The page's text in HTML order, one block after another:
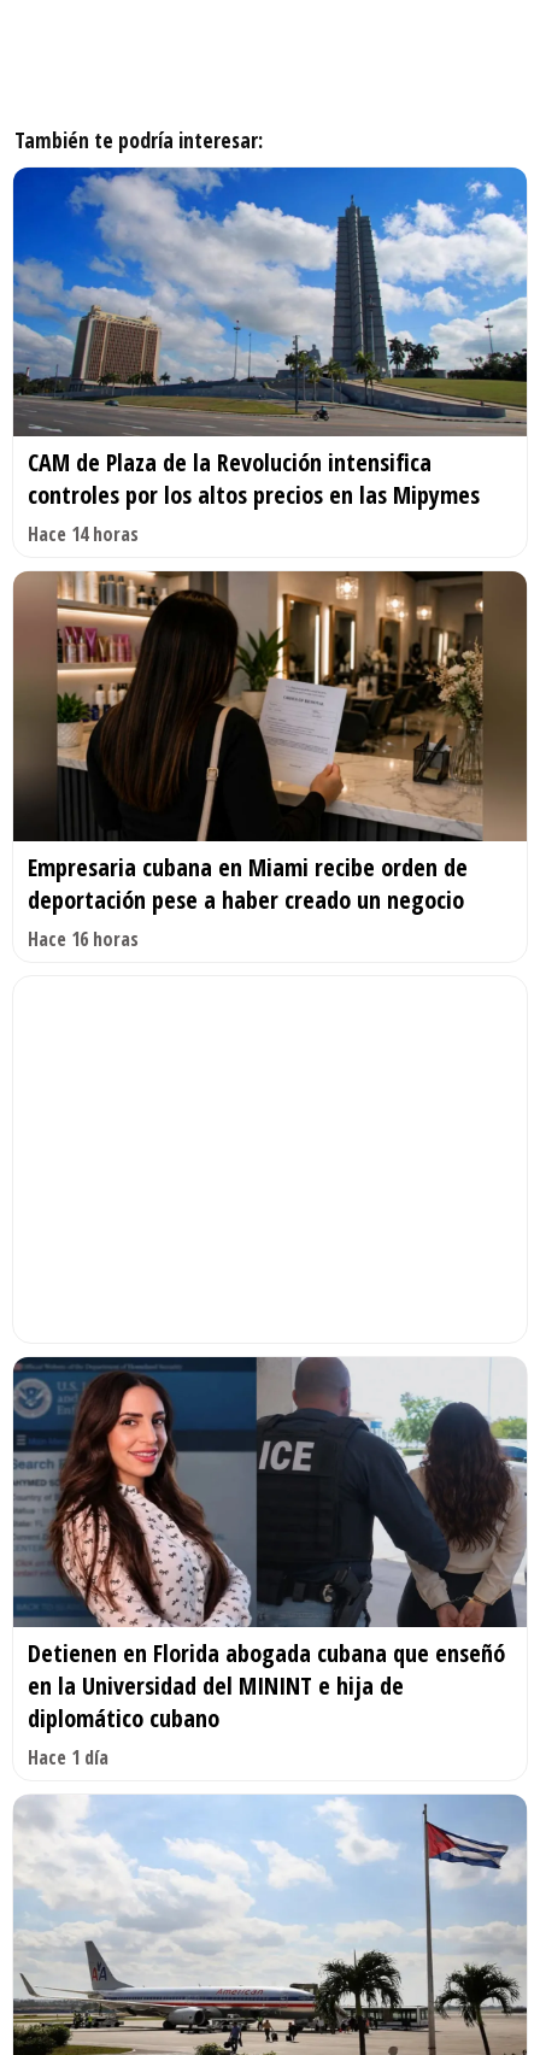
También te podría interesar:
CAM de Plaza de la Revolución intensifica
controles por los altos precios en las Mipymes
Hace 14 horas
Empresaria cubana en Miami recibe orden de
deportación pese a haber creado un negocio
Hace 16 horas
Detienen en Florida abogada cubana que enseñó
en la Universidad del MININT e hija de
diplomático cubano
Hace 1 día